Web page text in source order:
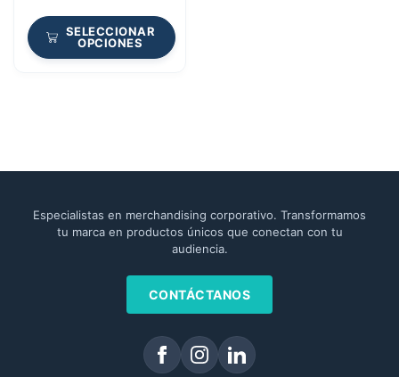
SELECCIONAR
OPCIONES
Especialistas en merchandising corporativo. Transformamos
tu marca en productos únicos que conectan con tu
audiencia.
CONTÁCTANOS